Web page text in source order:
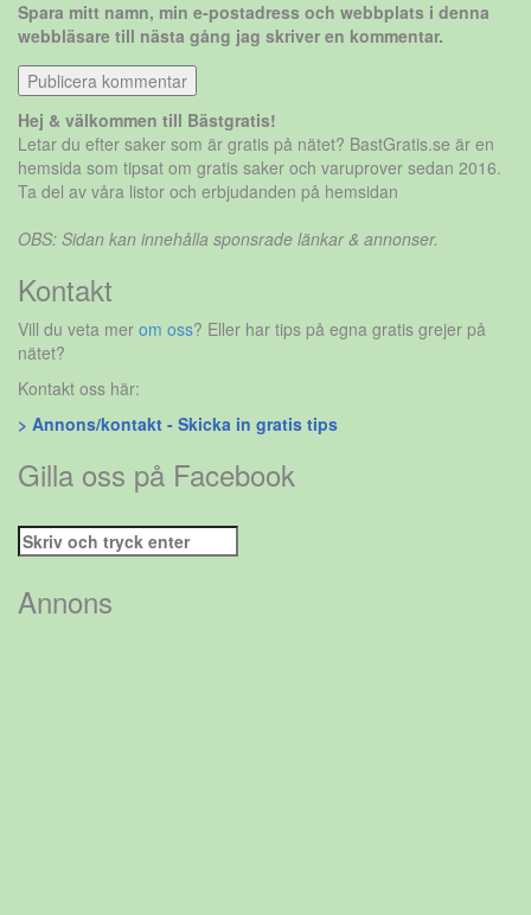
Spara mitt namn, min e-postadress och webbplats i denna
webbläsare till nästa gång jag skriver en kommentar.
Hej & välkommen till Bästgratis!
Letar du efter saker som är gratis på nätet? BastGratis.se är en
hemsida som tipsat om gratis saker och varuprover sedan 2016.
Ta del av våra listor och erbjudanden på hemsidan
OBS: Sidan kan innehålla sponsrade länkar & annonser.
Kontakt
Vill du veta mer om oss? Eller har tips på egna gratis grejer på
nätet?
Kontakt oss här:
> Annons/kontakt - Skicka in gratis tips
Gilla oss på Facebook
Sök
efter:
Annons